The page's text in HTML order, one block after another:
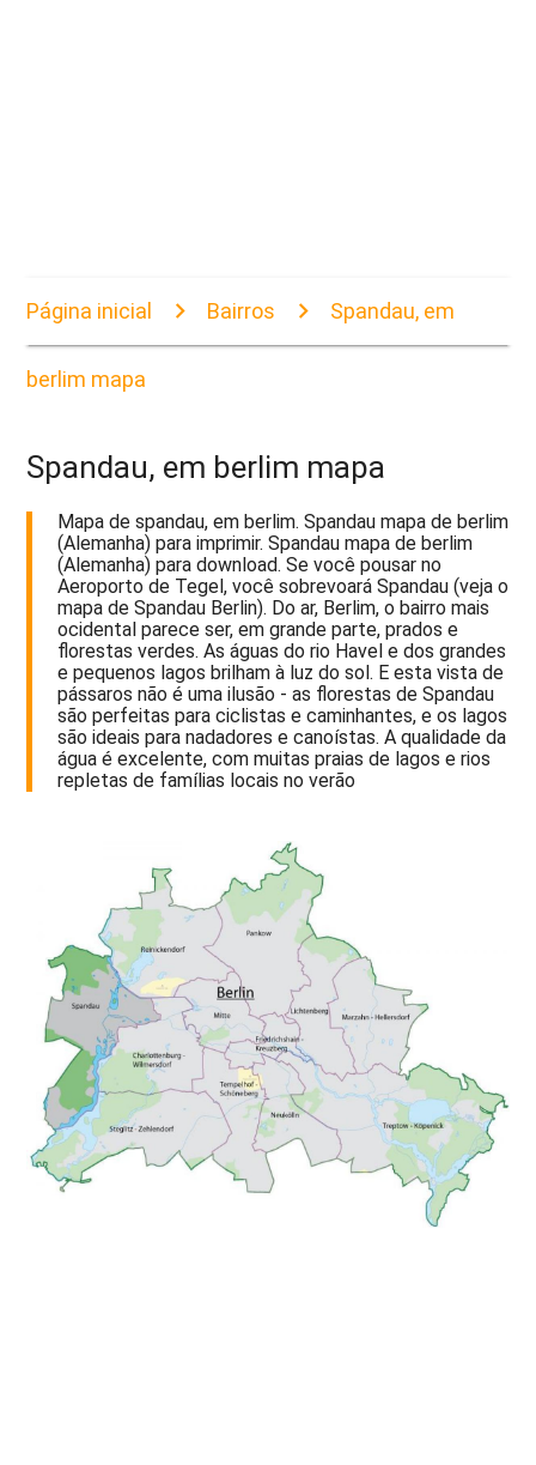
Página inicial Bairros Spandau, em
berlim mapa
Spandau, em berlim mapa
Mapa de spandau, em berlim. Spandau mapa de berlim
(Alemanha) para imprimir. Spandau mapa de berlim
(Alemanha) para download. Se você pousar no
Aeroporto de Tegel, você sobrevoará Spandau (veja o
mapa de Spandau Berlin). Do ar, Berlim, o bairro mais
ocidental parece ser, em grande parte, prados e
florestas verdes. As águas do rio Havel e dos grandes
e pequenos lagos brilham à luz do sol. E esta vista de
pássaros não é uma ilusão - as florestas de Spandau
são perfeitas para ciclistas e caminhantes, e os lagos
são ideais para nadadores e canoístas. A qualidade da
água é excelente, com muitas praias de lagos e rios
repletas de famílias locais no verão